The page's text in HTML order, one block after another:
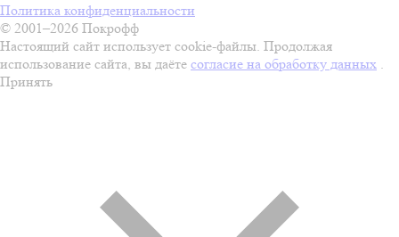
Политика конфиденциальности
© 2001–2026 Покрофф
Настоящий сайт использует cookie-файлы. Продолжая
использование сайта, вы даёте согласие на обработку данных .
Принять